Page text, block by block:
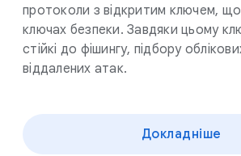
протоколи з відкритим ключем, що
ключах безпеки. Завдяки цьому
стійкі до фішингу, підбору
віддалених атак.
Докладніше